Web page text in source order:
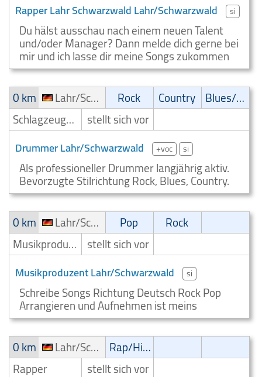
Rapper Lahr Schwarzwald Lahr/Schwarzwald si
Du hälst ausschau nach einem neuen Talent
und/oder Manager? Dann melde dich gerne bei
mir und ich lasse dir meine Songs zukommen
0 km
Lahr/Schwarzwald Rock Country
Blues/Swing
Schlagzeuger/Drummer
stellt sich vor
Drummer Lahr/Schwarzwald +voc si
Als professioneller Drummer langjährig aktiv.
Bevorzugte Stilrichtung Rock, Blues, Country.
0 km
Lahr/Schwarzwald Pop
Rock
Musikproduzent stellt sich vor
Musikproduzent Lahr/Schwarzwald si
Schreibe Songs Richtung Deutsch Rock Pop
Arrangieren und Aufnehmen ist meins
0 km
Lahr/Schwarzwald
Rap/Hip-Hop/RnB
Rapper
stellt sich vor